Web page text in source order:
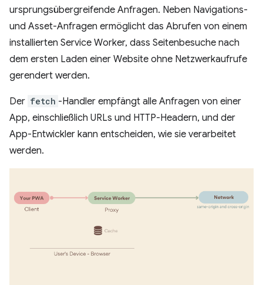
ursprungsübergreifende Anfragen. Neben Navigations-
und Asset-Anfragen ermöglicht das Abrufen von einem
installierten Service Worker, dass Seitenbesuche nach
dem ersten Laden einer Website ohne Netzwerkaufrufe
gerendert werden.
Der fetch -Handler empfängt alle Anfragen von einer
App, einschließlich URLs und HTTP-Headern, und der
App-Entwickler kann entscheiden, wie sie verarbeitet
werden.